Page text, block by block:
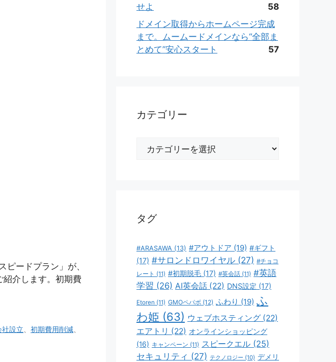
ードプラン」が、
紹介します。初期費
社設立 、初期費用削減
せよ
58
ドメイン取得からホームページ完成
まで。ムームードメインなら“全部ま
とめて”安心スタート
57
カテゴリー
タグ
#ARASAWA (13) #アウトドア (19) #ギフト
(17) #サロンドロワイヤル (27) #チョコ
レート (11) #初期脱毛 (17) #英会話 (11) #英語
学習 (26) AI英会話 (22) DNS設定 (17)
Etoren (11) GMOペパボ (12) ふわり (19) ふ
わ姫 (63) ウェブホスティング (22)
エアトリ (22) オンラインショッピング
(16) キャンペーン (11) スピークエル (25)
セキュリティ (27) テクノロジー (10) デメリ